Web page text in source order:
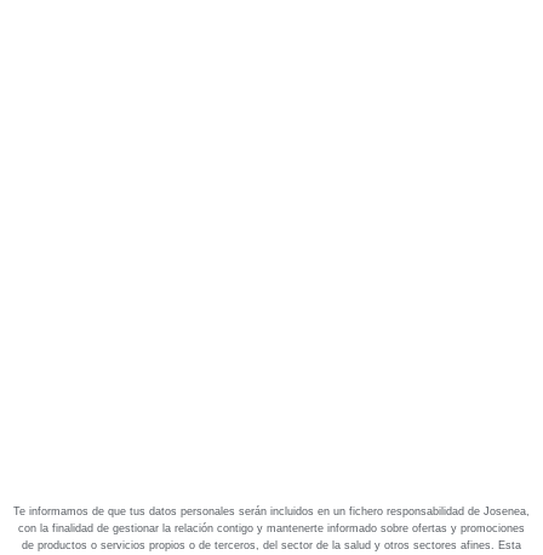
Te informamos de que tus datos personales serán incluidos en un fichero responsabilidad de Josenea,
con la finalidad de gestionar la relación contigo y mantenerte informado sobre ofertas y promociones
de productos o servicios propios o de terceros, del sector de la salud y otros sectores afines. Esta